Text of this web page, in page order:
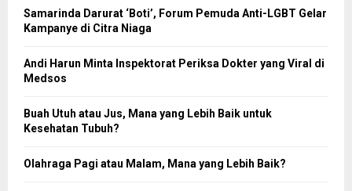
Samarinda Darurat ‘Boti’, Forum Pemuda Anti-LGBT Gelar
Kampanye di Citra Niaga
Andi Harun Minta Inspektorat Periksa Dokter yang Viral di
Medsos
Buah Utuh atau Jus, Mana yang Lebih Baik untuk
Kesehatan Tubuh?
Olahraga Pagi atau Malam, Mana yang Lebih Baik?